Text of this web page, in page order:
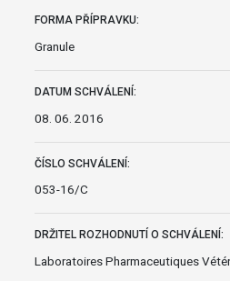
FORMA PŘÍPRAVKU:
Granule
DATUM SCHVÁLENÍ:
08. 06. 2016
ČÍSLO SCHVÁLENÍ:
053-16/C
DRŽITEL ROZHODNUTÍ O SCHVÁLENÍ:
Laboratoires Pharmaceutiques